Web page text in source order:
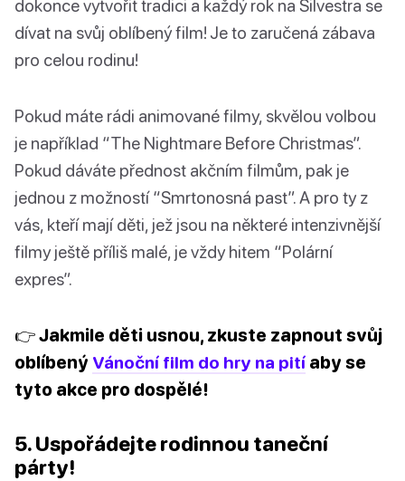
dokonce vytvořit tradici a každý rok na Silvestra se
dívat na svůj oblíbený film! Je to zaručená zábava
pro celou rodinu!
Pokud máte rádi animované filmy, skvělou volbou
je například “The Nightmare Before Christmas”.
Pokud dáváte přednost akčním filmům, pak je
jednou z možností “Smrtonosná past”. A pro ty z
vás, kteří mají děti, jež jsou na některé intenzivnější
filmy ještě příliš malé, je vždy hitem “Polární
expres”.
👉 Jakmile děti usnou, zkuste zapnout svůj
oblíbený Vánoční film do hry na pití aby se
tyto akce pro dospělé!
5. Uspořádejte rodinnou taneční
párty!